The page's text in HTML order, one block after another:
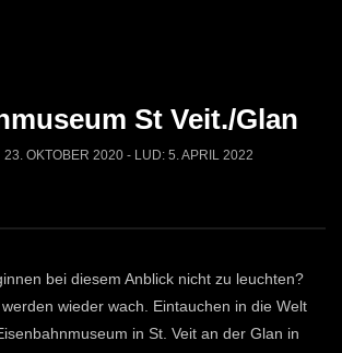
St. Michael
St Veit./Glan
23. OKTOBER 2020 - LUD: 5. APRIL 2022
bei diesem Anblick nicht zu leuchten?
wieder wach. Eintauchen in die Welt
in St. Veit an der Glan in